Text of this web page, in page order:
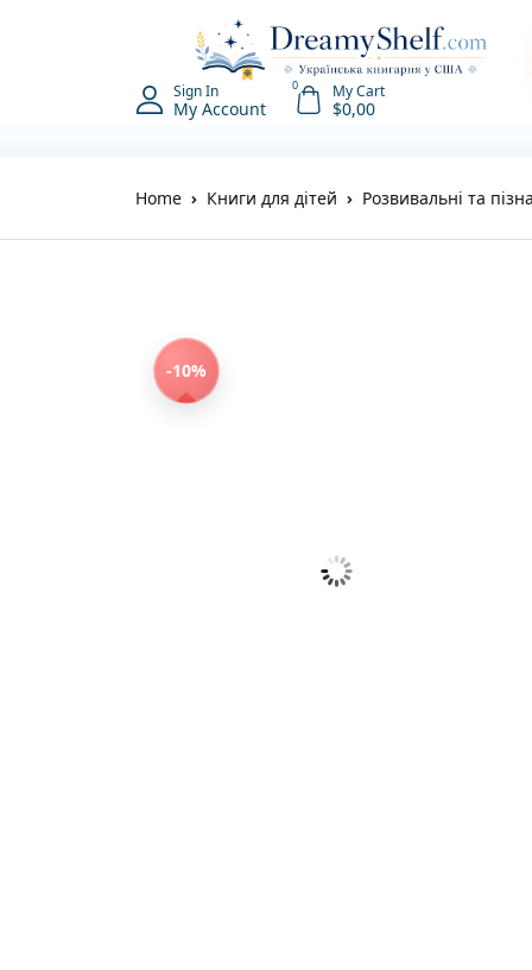
Sign In
My Account
0 My Cart
$0,00
Home Книги для дітей Розвивальні та
-10%